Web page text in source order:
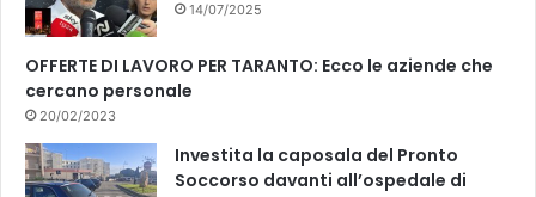
14/07/2025
OFFERTE DI LAVORO PER TARANTO: Ecco le aziende che
cercano personale
20/02/2023
Investita la caposala del Pronto
Soccorso davanti all’ospedale di